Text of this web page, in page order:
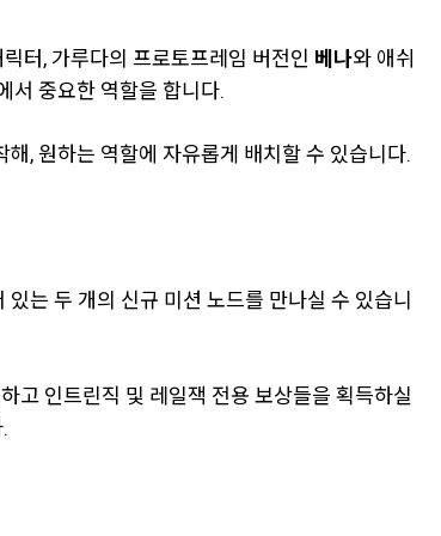
터, 가루다의 프로토프레임 버전인 베나와 애쉬
서 중요한 역할을 합니다.
, 원하는 역할에 자유롭게 배치할 수 있습니다.
는 두 개의 신규 미션 노드를 만나실 수 있습니
고 인트린직 및 레일잭 전용 보상들을 획득하실